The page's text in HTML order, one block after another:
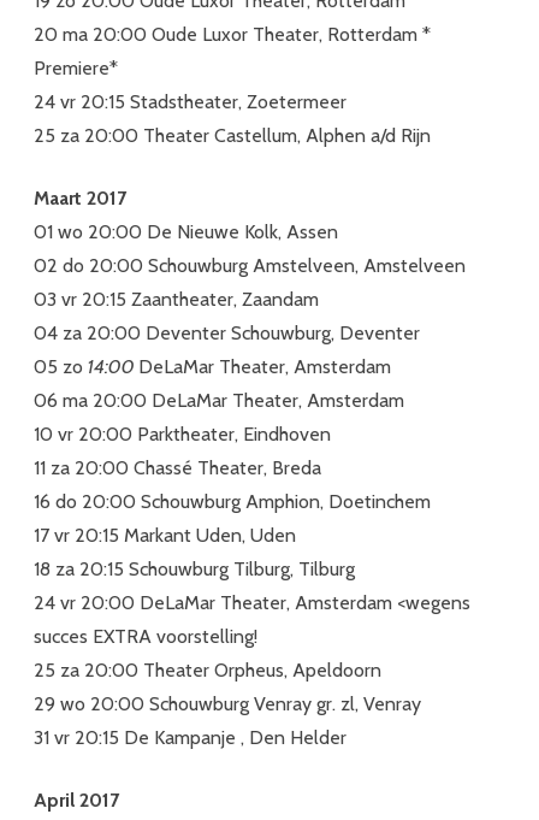
20 ma 20:00 Oude Luxor Theater, Rotterdam *
Premiere*
24 vr 20:15 Stadstheater, Zoetermeer
25 za 20:00 Theater Castellum, Alphen a/d Rijn
Maart 2017
01 wo 20:00 De Nieuwe Kolk, Assen
02 do 20:00 Schouwburg Amstelveen, Amstelveen
03 vr 20:15 Zaantheater, Zaandam
04 za 20:00 Deventer Schouwburg, Deventer
05 zo 14:00 DeLaMar Theater, Amsterdam
06 ma 20:00 DeLaMar Theater, Amsterdam
10 vr 20:00 Parktheater, Eindhoven
11 za 20:00 Chassé Theater, Breda
16 do 20:00 Schouwburg Amphion, Doetinchem
17 vr 20:15 Markant Uden, Uden
18 za 20:15 Schouwburg Tilburg, Tilburg
24 vr 20:00 DeLaMar Theater, Amsterdam <wegens
succes EXTRA voorstelling!
25 za 20:00 Theater Orpheus, Apeldoorn
29 wo 20:00 Schouwburg Venray gr. zl, Venray
31 vr 20:15 De Kampanje , Den Helder
April 2017